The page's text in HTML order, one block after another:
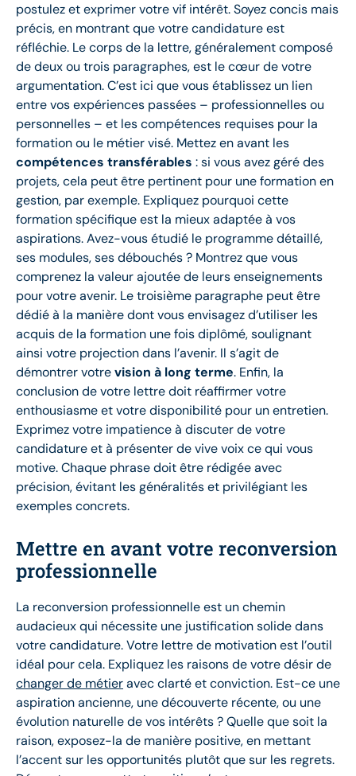
postulez et exprimer votre vif intérêt. Soyez concis mais
précis, en montrant que votre candidature est
réfléchie. Le corps de la lettre, généralement composé
de deux ou trois paragraphes, est le cœur de votre
argumentation. C’est ici que vous établissez un lien
entre vos expériences passées – professionnelles ou
personnelles – et les compétences requises pour la
formation ou le métier visé. Mettez en avant les
compétences transférables : si vous avez géré des
projets, cela peut être pertinent pour une formation en
gestion, par exemple. Expliquez pourquoi cette
formation spécifique est la mieux adaptée à vos
aspirations. Avez-vous étudié le programme détaillé,
ses modules, ses débouchés ? Montrez que vous
comprenez la valeur ajoutée de leurs enseignements
pour votre avenir. Le troisième paragraphe peut être
dédié à la manière dont vous envisagez d’utiliser les
acquis de la formation une fois diplômé, soulignant
ainsi votre projection dans l’avenir. Il s’agit de
démontrer votrevision à long terme. Enfin, la
conclusion de votre lettre doit réaffirmer votre
enthousiasme et votre disponibilité pour un entretien.
Exprimez votre impatience à discuter de votre
candidature et à présenter de vive voix ce qui vous
motive. Chaque phrase doit être rédigée avec
précision, évitant les généralités et privilégiant les
exemples concrets.
Mettre en avant votre reconversion
professionnelle
La reconversion professionnelle est un chemin
audacieux qui nécessite une justification solide dans
votre candidature. Votre lettre de motivation est l’outil
idéal pour cela. Expliquez les raisons de votre désir de
changer de métieravec clarté et conviction. Est-ce une
aspiration ancienne, une découverte récente, ou une
évolution naturelle de vos intérêts ? Quelle que soit la
raison, exposez-la de manière positive, en mettant
l’accent sur les opportunités plutôt que sur les regrets.